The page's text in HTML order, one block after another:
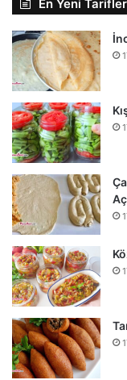
En Yeni Tarifler